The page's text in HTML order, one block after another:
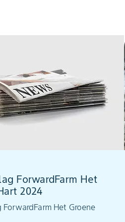
ForwardFarm Het
2024
ForwardFarm Het Groene